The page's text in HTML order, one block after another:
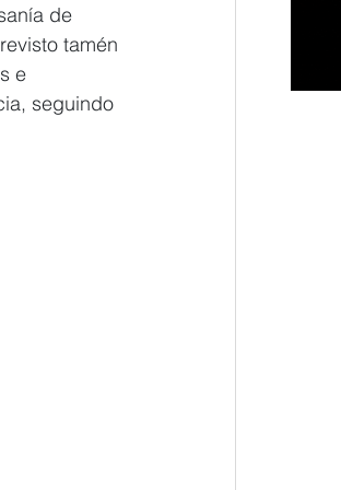
de
tamén
e
seguindo